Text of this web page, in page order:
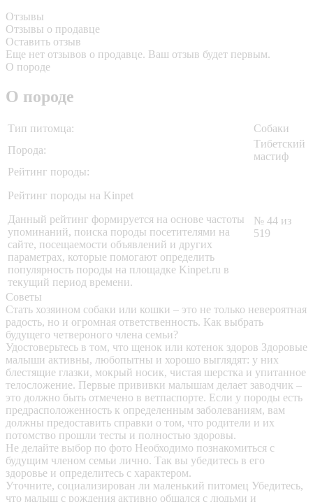
Отзывы
Отзывы о продавце
Оставить отзыв
Еще нет отзывов о продавце. Ваш отзыв будет первым.
О породе
О породе
Тип питомца:
Собаки
Порода:
Тибетский
мастиф
Рейтинг породы:
Рейтинг породы на Kinpet
Данный рейтинг формируется на основе частоты
упоминаний, поиска породы посетителями на
сайте, посещаемости объявлений и других
параметрах, которые помогают определить
популярность породы на площадке Kinpet.ru в
текущий период времени.
№ 44 из
519
Советы
Стать хозяином собаки или кошки – это не только невероятная
радость, но и огромная ответственность. Как выбрать
будущего четвероного члена семьи?
Удостоверьтесь в том, что щенок или котенок здоров Здоровые
малыши активны, любопытны и хорошо выглядят: у них
блестящие глазки, мокрый носик, чистая шерстка и упитанное
телосложение. Первые прививки малышам делает заводчик –
это должно быть отмечено в ветпаспорте. Если у породы есть
предрасположенность к определенным заболеваниям, вам
должны предоставить справки о том, что родители и их
потомство прошли тесты и полностью здоровы.
Не делайте выбор по фото Необходимо познакомиться с
будущим членом семьи лично. Так вы убедитесь в его
здоровье и определитесь с характером.
Уточните, социализирован ли маленький питомец Убедитесь,
что малыш с рождения активно общался с людьми и